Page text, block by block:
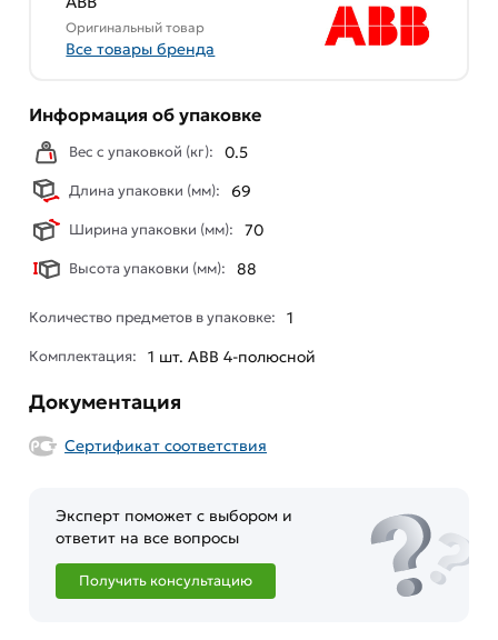
Оригинальный товар
Все товары бренда
Информация об упаковке
Вес с упаковкой (кг): 0.5
Длина упаковки (мм): 69
Ширина упаковки (мм): 70
Высота упаковки (мм): 88
Количество предметов в упаковке: 1
Комплектация: 1 шт. ABB 4-полюсной
Документация
Сертификат соответствия
Эксперт поможет с выбором и
ответит на все вопросы
Получить консультацию